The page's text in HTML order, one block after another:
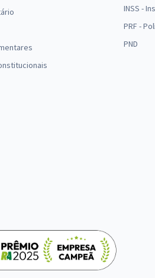
INSS -
PRF -
PND